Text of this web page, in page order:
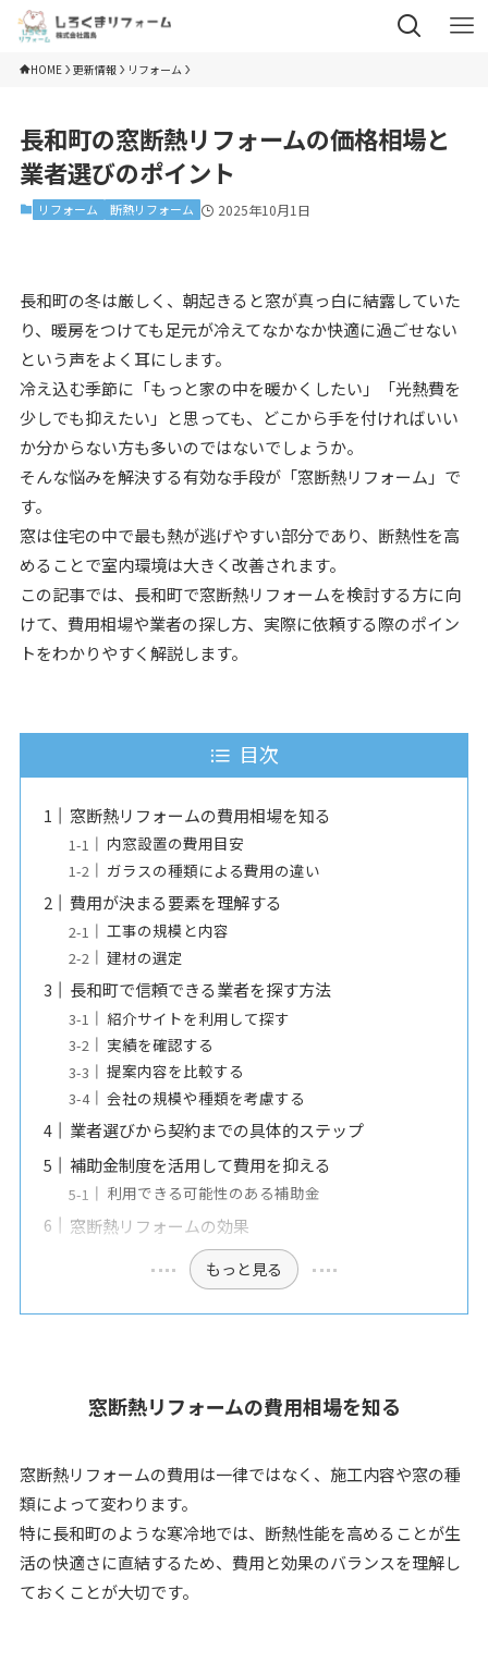
HOME 更新情報 リフォーム
長和町の窓断熱リフォームの価格相場と
業者選びのポイント
リフォーム 断熱リフォーム 2025年10月1日
長和町の冬は厳しく、朝起きると窓が真っ白に結露していた
り、暖房をつけても足元が冷えてなかなか快適に過ごせない
という声をよく耳にします。
冷え込む季節に「もっと家の中を暖かくしたい」「光熱費を
少しでも抑えたい」と思っても、どこから手を付ければいい
か分からない方も多いのではないでしょうか。
そんな悩みを解決する有効な手段が「窓断熱リフォーム」で
す。
窓は住宅の中で最も熱が逃げやすい部分であり、断熱性を高
めることで室内環境は大きく改善されます。
この記事では、長和町で窓断熱リフォームを検討する方に向
けて、費用相場や業者の探し方、実際に依頼する際のポイン
トをわかりやすく解説します。
目次
窓断熱リフォームの費用相場を知る
内窓設置の費用目安
ガラスの種類による費用の違い
費用が決まる要素を理解する
工事の規模と内容
建材の選定
長和町で信頼できる業者を探す方法
紹介サイトを利用して探す
実績を確認する
提案内容を比較する
会社の規模や種類を考慮する
業者選びから契約までの具体的ステップ
補助金制度を活用して費用を抑える
利用できる可能性のある補助金
窓断熱リフォームの効果
もっと見る
窓断熱リフォームの費用相場を知る
窓断熱リフォームの費用は一律ではなく、施工内容や窓の種
類によって変わります。
特に長和町のような寒冷地では、断熱性能を高めることが生
活の快適さに直結するため、費用と効果のバランスを理解し
ておくことが大切です。